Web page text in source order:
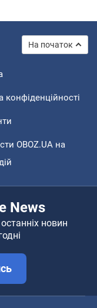
На початок
конфіденційності
OBOZ.UA на
News
новин